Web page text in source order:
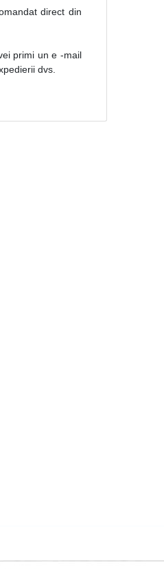
direct din
primi un e -mail
dvs.